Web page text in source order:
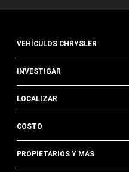
VEHÍCULOS CHRYSLER
INVESTIGAR
LOCALIZAR
COSTO
PROPIETARIOS Y MÁS